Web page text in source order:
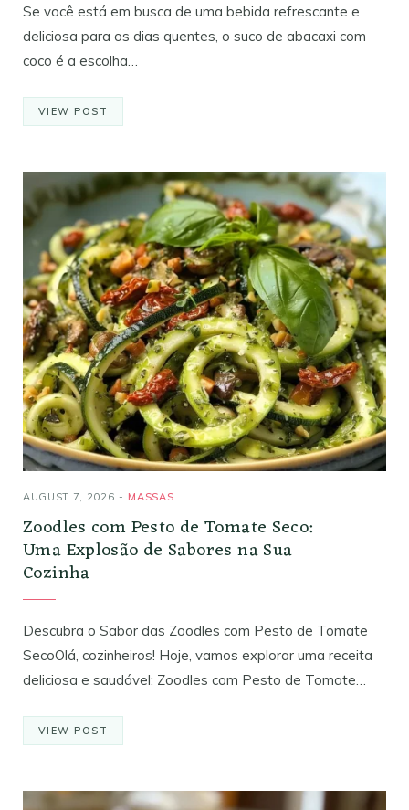
Se você está em busca de uma bebida refrescante e
deliciosa para os dias quentes, o suco de abacaxi com
coco é a escolha…
VIEW POST
AUGUST 7, 2026 MASSAS
Zoodles com Pesto de Tomate Seco:
Uma Explosão de Sabores na Sua
Cozinha
Descubra o Sabor das Zoodles com Pesto de Tomate
SecoOlá, cozinheiros! Hoje, vamos explorar uma receita
deliciosa e saudável: Zoodles com Pesto de Tomate…
VIEW POST